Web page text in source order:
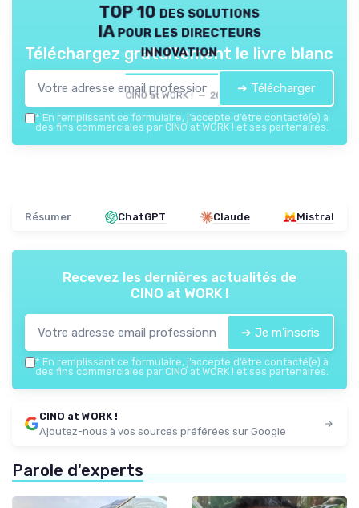
TOP 10 des solutions
IA pour les directeurs
innovation
CINO at WORK ! — 2026
Téléchargez gratuitement le livre blanc
➔ Télécharger
* En remplissant ce formulaire, j’accepte d’être contacté(e) à
des fins commerciales par CINO at WORK ! et ses partenaires.
Résumer ChatGPT Claude Mistral
Recevez les dernières actualités de
CINO at WORK !
➔ Je m'inscris
* En remplissant ce formulaire, j’accepte d’être contacté(e) à
des fins commerciales par CINO at WORK ! et ses partenaires.
CINO at WORK !
Ajoutez-nous à vos sources préférées sur Google
Parole d'experts